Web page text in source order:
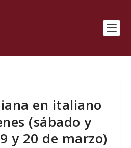
en italiano
(sábado y
y 20 de marzo)